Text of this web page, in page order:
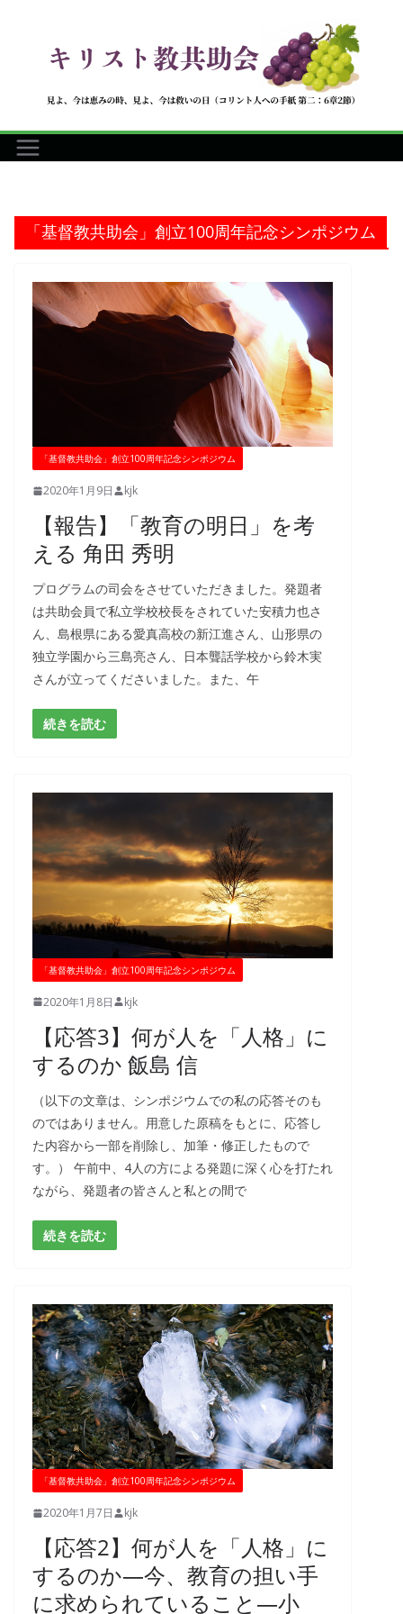
へ
ス
「基督教共助会」創立100周年記念シンポジウム
「基督教共助会」創立100周年記念シンポジウム
2020年1月9日 kjk
【報告】「教育の明日」を考
える 角田 秀明
プログラムの司会をさせていただきました。発題者
は共助会員で私立学校校長をされていた安積力也さ
ん、島根県にある愛真高校の新江進さん、山形県の
独立学園から三島亮さん、日本聾話学校から鈴木実
さんが立ってくださいました。また、午
続きを読む
「基督教共助会」創立100周年記念シンポジウム
2020年1月8日 kjk
【応答3】何が人を「人格」に
するのか 飯島 信
（以下の文章は、シンポジウムでの私の応答そのも
のではありません。用意した原稿をもとに、応答し
た内容から一部を削除し、加筆・修正したもので
す。） 午前中、4人の方による発題に深く心を打たれ
ながら、発題者の皆さんと私との間で
続きを読む
「基督教共助会」創立100周年記念シンポジウム
2020年1月7日 kjk
【応答2】何が人を「人格」に
するのか―今、教育の担い手
に求められていること―小